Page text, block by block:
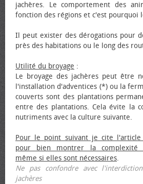
jachères. Le comportement des
fonction des régions et c'est pourquoi
Il peut exister des dérogations pour
près des habitations ou le long des
Utilité du broyage :
Le broyage des jachères peut être
l'installation d'adventices (*) ou la
couverts sont des plantations
entre des plantations. Cela évite la
nutriments avec la culture suivante.
Pour le point suivant je cite l'article
pour bien montrer la complexité
même si elles sont nécessaires.
Ne pas confondre avec
jachères